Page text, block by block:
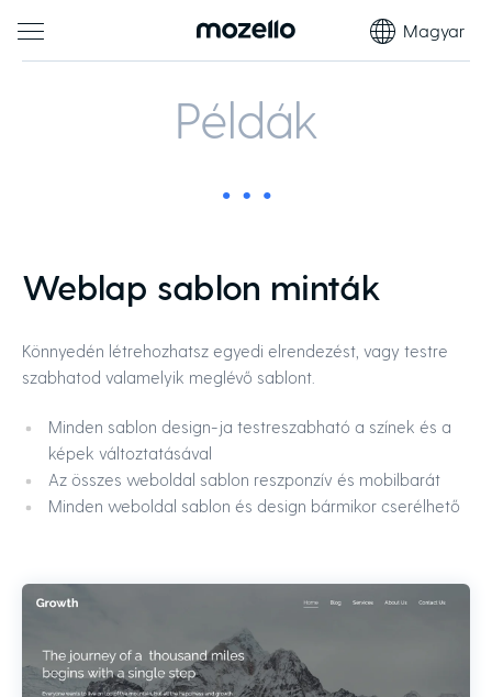
Magyar
Példák
Weblap sablon minták
Könnyedén létrehozhatsz egyedi elrendezést, vagy testre
szabhatod valamelyik meglévő sablont.
Minden sablon design-ja testreszabható a színek és a
képek változtatásával
Az összes weboldal sablon reszponzív és mobilbarát
Minden weboldal sablon és design bármikor cserélhető